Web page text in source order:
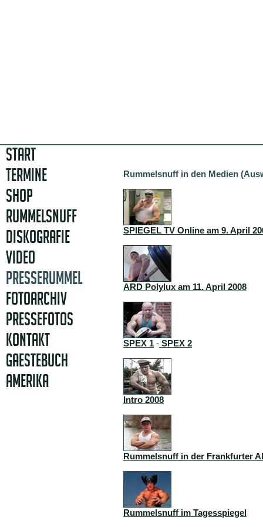
Rummelsnuff in den Medien
SPIEGEL TV Online am 9. April
ARD Polylux am 11. April 2008
SPEX 1 - SPEX 2
Intro 2008
Rummelsnuff in der Frankfurter
Rummelsnuff im Tagesspiegel
START
TERMINE
SHOP
RUMMELSNUFF
DISKOGRAFIE
VIDEO
PRESSERUMMEL
FOTOARCHIV
PRESSEFOTOS
KONTAKT
GAESTEBUCH
AMERIKA